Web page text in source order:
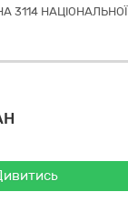
3114 НАЦІОНАЛЬНОЇ